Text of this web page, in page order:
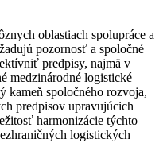
oblastiach spolupráce a
pozornosť a spoločné
predpisy, najmä v
medzinárodné logistické
kameň spoločného rozvoja,
predpisov upravujúcich
harmonizácie týchto
logistických